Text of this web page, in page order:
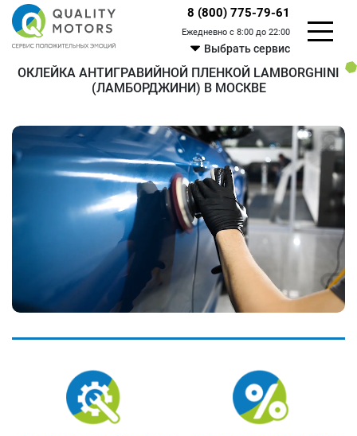
8 (800) 775-79-61
Ежедневно с 8:00 до 22:00
Выбрать сервис
ОКЛЕЙКА АНТИГРАВИЙНОЙ ПЛЕНКОЙ LAMBORGHINI
(ЛАМБОРДЖИНИ) В МОСКВЕ